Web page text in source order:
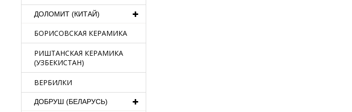
ДОЛОМИТ (КИТАЙ)
БОРИСОВСКАЯ КЕРАМИКА
РИШТАНСКАЯ КЕРАМИКА
(УЗБЕКИСТАН)
ВЕРБИЛКИ
ДОБРУШ (БЕЛАРУСЬ)